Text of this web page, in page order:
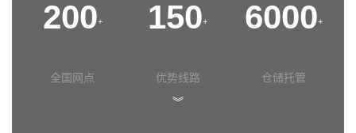
200+
全国网点
150+
优势线路
6000+
仓储托管
︾